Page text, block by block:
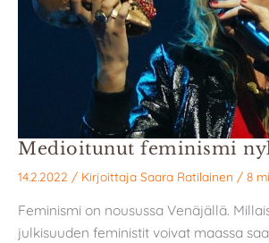
Medioitunut feminismi
14.2.2022 / Kirjoittaja Saara Ratilainen / 8
Feminismi on nousussa Venäjällä.
julkisuuden feministit voivat maassa